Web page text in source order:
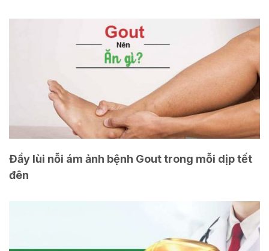
Đầy lùi nỗi ám ảnh bệnh Gout trong mỗi dịp tết
đên